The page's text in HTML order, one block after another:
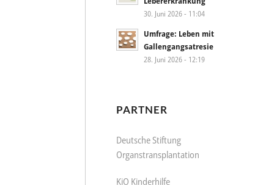
30. Juni 2026 - 11:04
Umfrage: Leben mit
Gallengangsatresie
28. Juni 2026 - 12:19
PARTNER
Deutsche Stiftung
Organstransplantation
KiO Kinderhilfe